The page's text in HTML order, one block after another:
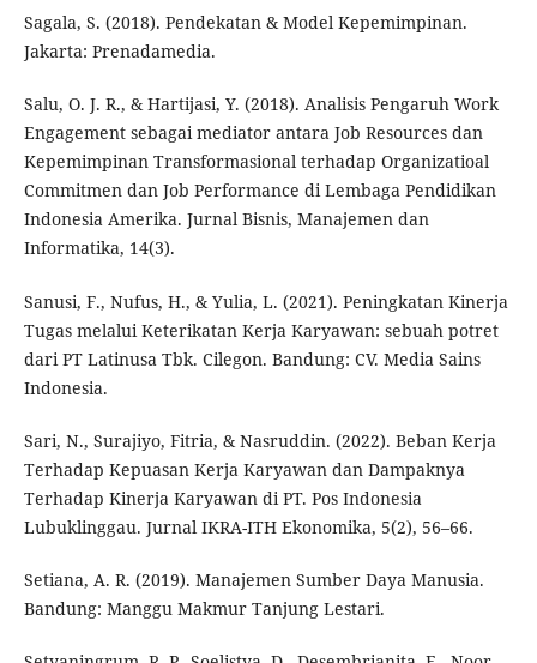
Sagala, S. (2018). Pendekatan & Model Kepemimpinan.
Jakarta: Prenadamedia.
Salu, O. J. R., & Hartijasi, Y. (2018). Analisis Pengaruh Work
Engagement sebagai mediator antara Job Resources dan
Kepemimpinan Transformasional terhadap Organizatioal
Commitmen dan Job Performance di Lembaga Pendidikan
Indonesia Amerika. Jurnal Bisnis, Manajemen dan
Informatika, 14(3).
Sanusi, F., Nufus, H., & Yulia, L. (2021). Peningkatan Kinerja
Tugas melalui Keterikatan Kerja Karyawan: sebuah potret
dari PT Latinusa Tbk. Cilegon. Bandung: CV. Media Sains
Indonesia.
Sari, N., Surajiyo, Fitria, & Nasruddin. (2022). Beban Kerja
Terhadap Kepuasan Kerja Karyawan dan Dampaknya
Terhadap Kinerja Karyawan di PT. Pos Indonesia
Lubuklinggau. Jurnal IKRA-ITH Ekonomika, 5(2), 56–66.
Setiana, A. R. (2019). Manajemen Sumber Daya Manusia.
Bandung: Manggu Makmur Tanjung Lestari.